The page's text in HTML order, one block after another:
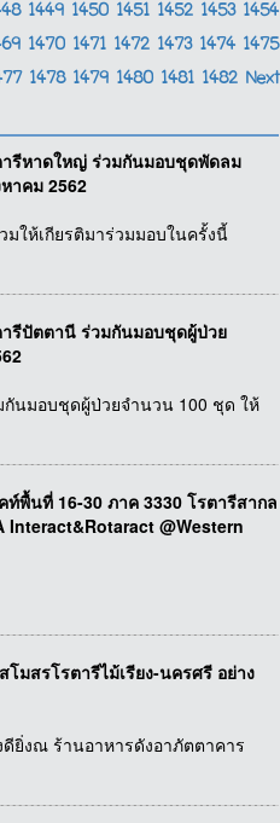
1449 1450 1451 1452 1453 1454
1470 1471 1472 1473 1474 1475
1478 1479 1480 1481 1482 Next
ารีหาดใหญ่ ร่วมกันมอบชุดพัดลม
าคม 2562
ให้เกียรติมาร่วมมอบในครั้งนี้
รีปัตตานี ร่วมกันมอบชุดผู้ป่วย
นมอบชุดผู้ป่วยจำนวน 100 ชุด ให้
พื้นที่ 16-30 ภาค 3330 โรตารีสากล
Interact&Rotaract @Western
มสรโรตารีไม้เรียง-นครศรี อย่าง
ยิ่งณ ร้านอาหารดังอาภัตตาคาร